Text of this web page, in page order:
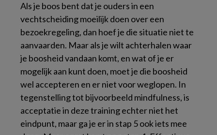
Als je boos bent dat je ouders in een
vechtscheiding moeilijk doen over een
bezoekregeling, dan hoef je die situatie niet te
aanvaarden. Maar als je wilt achterhalen waar
je boosheid vandaan komt, en wat of je er
mogelijk aan kunt doen, moet je die boosheid
wel accepteren en er niet voor weglopen. In
tegenstelling tot bijvoorbeeld mindfulness, is
acceptatie in deze training echter niet het
eindpunt, maar ga je er in stap 5 ook iets mee